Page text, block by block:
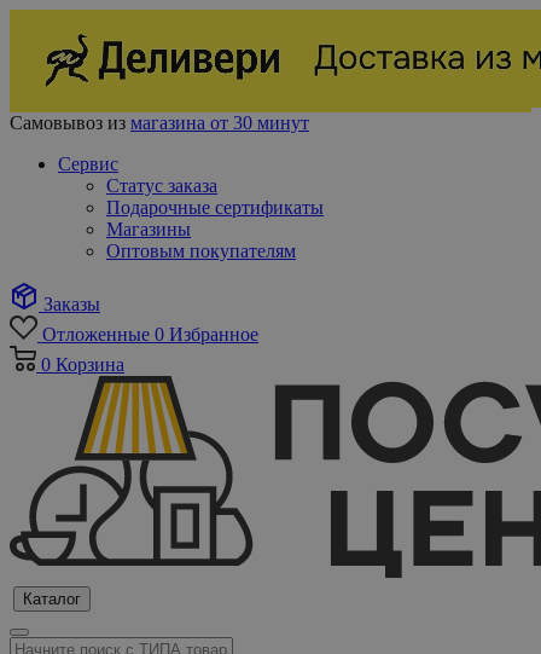
Самовывоз из магазина от 30 минут
Сервис
Статус заказа
Подарочные сертификаты
Магазины
Оптовым покупателям
Заказы
Отложенные 0 Избранное
0 Корзина
Каталог